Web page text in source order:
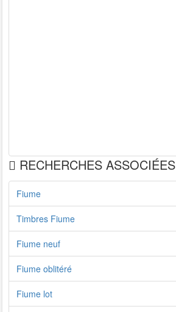
RECHERCHES ASSOCIÉES
Fiume
Timbres Fiume
Fiume neuf
Fiume oblitéré
Fiume lot